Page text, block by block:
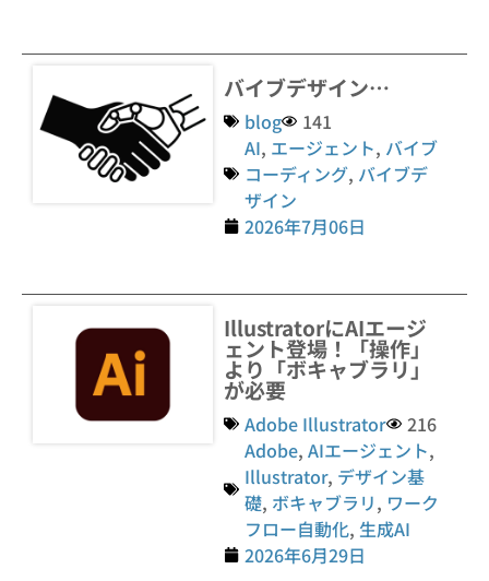
バイブデザイン…
blog
141
AI, エージェント, バイブ
コーディング, バイブデ
ザイン
2026年7月06日
IllustratorにAIエージ
ェント登場！「操作」
より「ボキャブラリ」
が必要
Adobe Illustrator
216
Adobe,AIエージェント,
Illustrator, デザイン基
礎, ボキャブラリ, ワーク
フロー自動化, 生成AI
2026年6月29日